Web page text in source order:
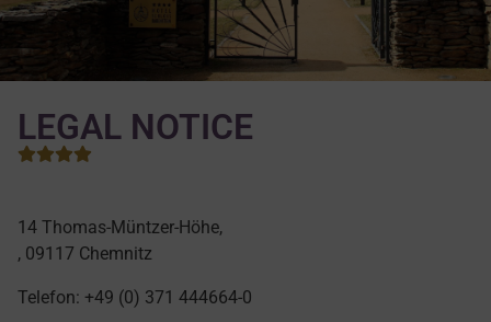
LEGAL NOTICE
14 Thomas-Müntzer-Höhe,
, 09117 Chemnitz
Telefon: +49 (0) 371 444664-0